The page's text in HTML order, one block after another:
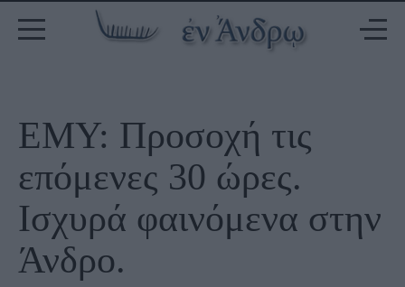
ΕΜΥ: Προσοχή τις
επόμενες 30 ώρες.
Ισχυρά φαινόμενα στην
Άνδρο.